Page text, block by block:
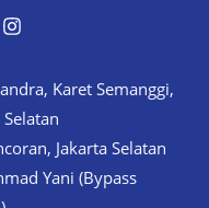
Karet Semanggi,
Jakarta Selatan
Yani (Bypass